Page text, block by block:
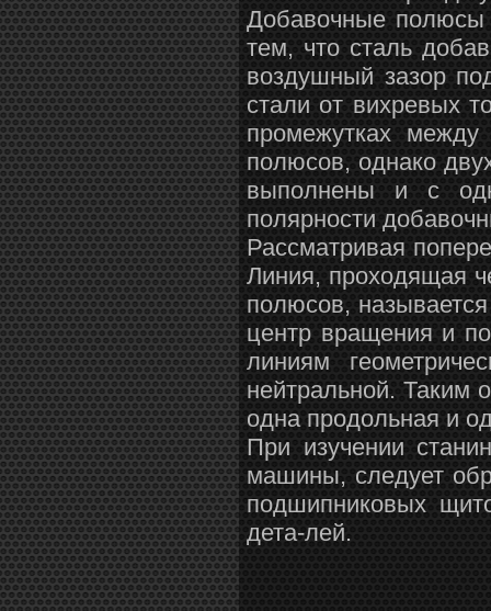
Добавочные полюсы
тем, что сталь
воздушный зазор
стали от вихревых
промежутках
полюсов, однако
выполнены и с
полярности
Рассматривая
Линия, проходящая
полюсов,
центр вращения и
линиям
нейтральной. Таким
одна продольная и
При изучении
машины, следует
подшипниковых
дета-лей.